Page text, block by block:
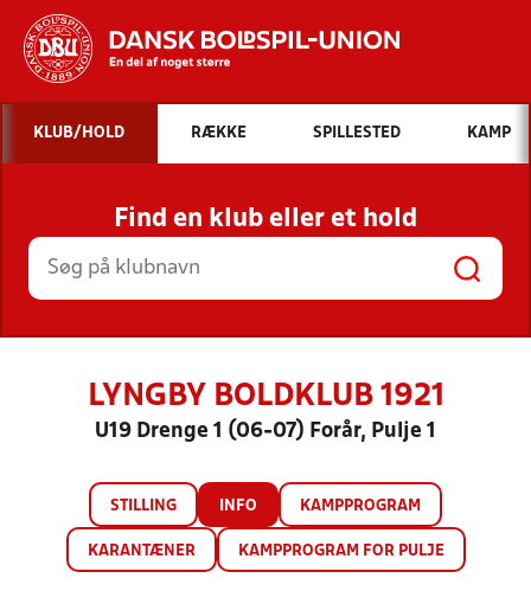
Hvad vil du søge efter?
INDHOLD OG NYHEDER
STILLINGER, RESULTATER, KLUBBER OG
HOLD
KLUB/HOLD RÆKKE SPILLESTED KAMP
Find en klub eller et hold
LYNGBY BOLDKLUB 1921
U19 Drenge 1 (06-07) Forår, Pulje 1
STILLING INFO KAMPPROGRAM
KARANTÆNER KAMPPROGRAM FOR PULJE